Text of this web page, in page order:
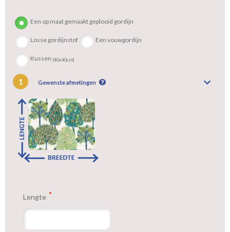
Een op maat gemaakt geplooid gordijn
Losse gordijnstof Een vouwgordijn
Kussen (40x40cm)
1 Gewenste afmetingen
Lengte